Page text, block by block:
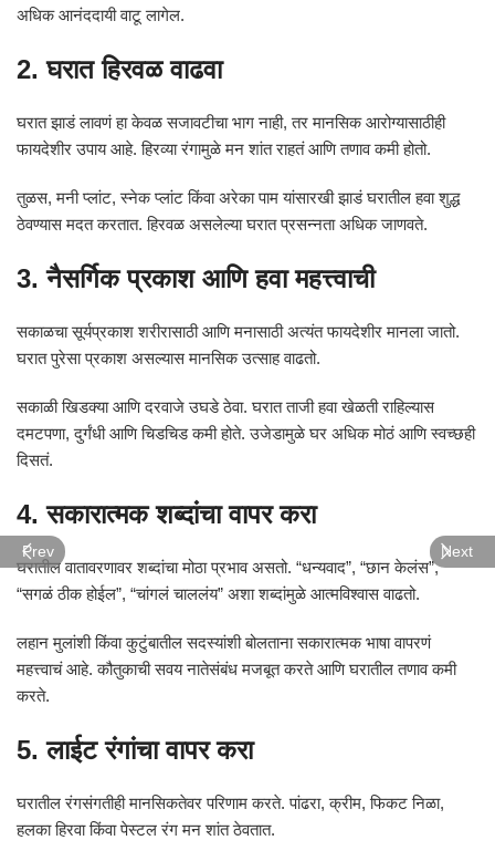
अधिक आनंददायी वाटू लागेल.
2. घरात हिरवळ वाढवा
घरात झाडं लावणं हा केवळ सजावटीचा भाग नाही, तर मानसिक आरोग्यासाठीही
फायदेशीर उपाय आहे. हिरव्या रंगामुळे मन शांत राहतं आणि तणाव कमी होतो.
तुळस, मनी प्लांट, स्नेक प्लांट किंवा अरेका पाम यांसारखी झाडं घरातील हवा शुद्ध
ठेवण्यास मदत करतात. हिरवळ असलेल्या घरात प्रसन्नता अधिक जाणवते.
3. नैसर्गिक प्रकाश आणि हवा महत्त्वाची
सकाळचा सूर्यप्रकाश शरीरासाठी आणि मनासाठी अत्यंत फायदेशीर मानला जातो.
घरात पुरेसा प्रकाश असल्यास मानसिक उत्साह वाढतो.
सकाळी खिडक्या आणि दरवाजे उघडे ठेवा. घरात ताजी हवा खेळती राहिल्यास
दमटपणा, दुर्गंधी आणि चिडचिड कमी होते. उजेडामुळे घर अधिक मोठं आणि स्वच्छही
दिसतं.
4. सकारात्मक शब्दांचा वापर करा
घरातील वातावरणावर शब्दांचा मोठा प्रभाव असतो. “धन्यवाद”, “छान केलंस”,
“सगळं ठीक होईल”, “चांगलं चाललंय” अशा शब्दांमुळे आत्मविश्वास वाढतो.
लहान मुलांशी किंवा कुटुंबातील सदस्यांशी बोलताना सकारात्मक भाषा वापरणं
महत्त्वाचं आहे. कौतुकाची सवय नातेसंबंध मजबूत करते आणि घरातील तणाव कमी
करते.
5. लाईट रंगांचा वापर करा
घरातील रंगसंगतीही मानसिकतेवर परिणाम करते. पांढरा, क्रीम, फिकट निळा,
हलका हिरवा किंवा पेस्टल रंग मन शांत ठेवतात.
Prev Next